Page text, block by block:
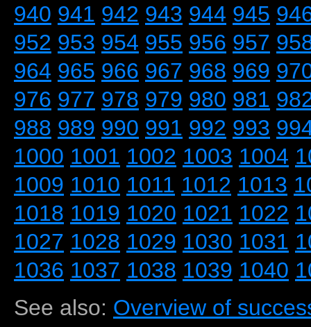
940 941 942 943 944 945
952 953 954 955 956 957
964 965 966 967 968 969
976 977 978 979 980 981
988 989 990 991 992 993
1000 1001 1002 1003 1004
1009 1010 1011 1012 1013
1018 1019 1020 1021 1022
1027 1028 1029 1030 1031
1036 1037 1038 1039 1040
See also: Overview of